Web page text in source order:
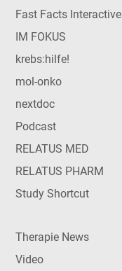
Fast Facts Interactive
IM FOKUS
krebs:hilfe!
mol-onko
nextdoc
Podcast
RELATUS MED
RELATUS PHARM
Study Shortcut
Therapie News
Video